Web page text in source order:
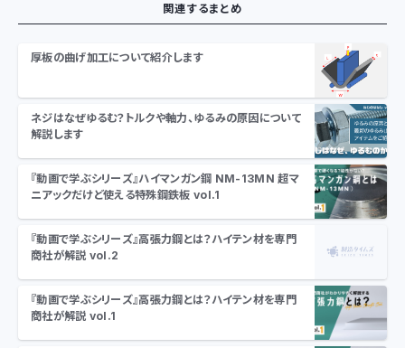
関連するまとめ
厚板の曲げ加工について紹介します
ネジはなぜゆるむ？トルクや軸力、ゆるみの原因について
解説します
『動画で学ぶシリーズ』ハイマンガン鋼 NM-13MN 超マ
ニアックだけど使える特殊鋼鉄板 vol.1
『動画で学ぶシリーズ』高張力鋼とは？ハイテン材を専門
商社が解説 vol.2
『動画で学ぶシリーズ』高張力鋼とは？ハイテン材を専門
商社が解説 vol.1